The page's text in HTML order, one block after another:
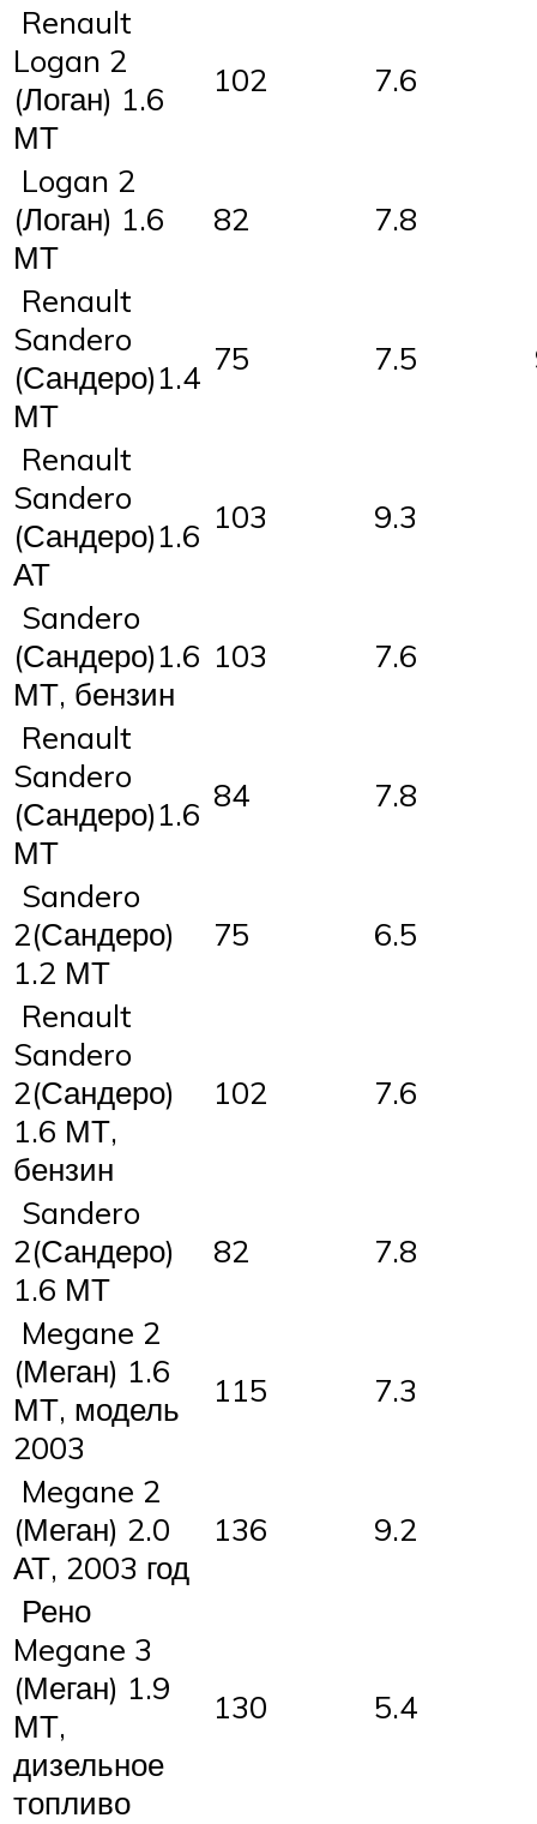
Renault
Logan 2
(Логан) 1.6
МТ
102 7.6
Logan 2
(Логан) 1.6
МТ
82 7.8
Renault
Sandero
(Сандеро)1.4
МТ
75 7.5
Renault
Sandero
(Сандеро)1.6
АТ
103 9.3
Sandero
(Сандеро)1.6
МТ, бензин
103 7.6
Renault
Sandero
(Сандеро)1.6
МТ
84 7.8
Sandero
2(Сандеро)
1.2 МТ
75 6.5
Renault
Sandero
2(Сандеро)
1.6 МТ,
бензин
102 7.6
Sandero
2(Сандеро)
1.6 МТ
82 7.8
Megane 2
(Меган) 1.6
МТ, модель
2003
115 7.3
Megane 2
(Меган) 2.0
АТ, 2003 год
136 9.2
Рено
Megane 3
(Меган) 1.9
МТ,
дизельное
топливо
130 5.4